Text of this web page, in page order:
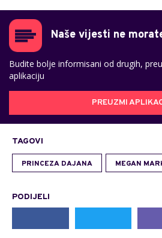
Naše vijesti ne
Budite bolje informisani od drugih,
aplikaciju
PREUZMI
TAGOVI
PRINCEZA DAJANA MEGAN
PODIJELI